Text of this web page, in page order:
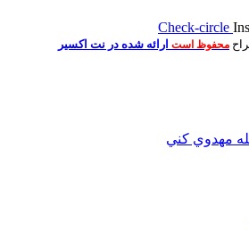
Check-circle
محفوظ است ارائه شده در نت اکسیر
مهدوي كني